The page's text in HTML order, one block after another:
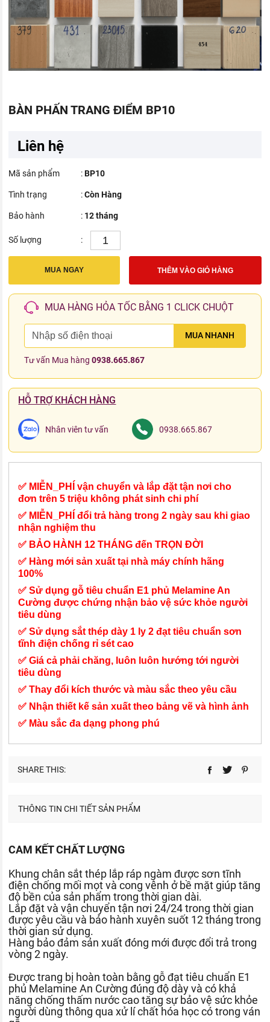
BÀN PHẤN TRANG ĐIỂM BP10
Liên hệ
Mã sản phẩm :BP10
Tình trạng :Còn Hàng
Bảo hành : 12 tháng
Số lượng :
MUA NGAY THÊM VÀO GIỎ HÀNG
MUA HÀNG HỎA TỐC BẰNG 1 CLICK CHUỘT
MUA NHANH
Tư vấn Mua hàng0938.665.867
HỖ TRỢ KHÁCH HÀNG
Nhân viên tư vấn 0938.665.867
✅ MIỄN_PHÍ vận chuyển và lắp đặt tận nơi cho
đơn trên 5 triệu không phát sinh chi phí
✅ MIỄN_PHÍ đổi trả hàng trong 2 ngày sau khi giao
nhận nghiệm thu
✅ BẢO HÀNH 12 THÁNG đến TRỌN ĐỜI
✅ Hàng mới sản xuất tại nhà máy chính hãng
100%
✅ Sử dụng gỗ tiêu chuẩn E1 phủ Melamine An
Cường được chứng nhận bảo vệ sức khỏe người
tiêu dùng
✅ Sử dụng sắt thép dày 1 ly 2 đạt tiêu chuẩn sơn
tĩnh điện chống rỉ sét cao
✅ Giá cả phải chăng, luôn luôn hướng tới người
tiêu dùng
✅ Thay đổi kích thước và màu sắc theo yêu cầu
✅ Nhận thiết kế sản xuất theo bảng vẽ và hình ảnh
✅ Màu sắc đa dạng phong phú
SHARE THIS:
THÔNG TIN CHI TIẾT SẢN PHẨM
CAM KẾT CHẤT LƯỢNG
Khung chân sắt thép lắp ráp ngàm được sơn tĩnh
điện chống mối mọt và cong vênh ở bề mặt giúp tăng
độ bền của sản phẩm trong thời gian dài.
Lắp đặt và vận chuyển tận nơi 24/24 trong thời gian
được yêu cầu và bảo hành xuyên suốt 12 tháng trong
thời gian sử dụng.
Hàng bảo đảm sản xuất đóng mới được đổi trả trong
vòng 2 ngày.
Được trang bị hoàn toàn bằng gỗ đạt tiêu chuẩn E1
phủ Melamine An Cường đúng độ dày và có khả
năng chống thấm nước cao tăng sự bảo vệ sức khỏe
người dùng thông qua xử lí chất hóa học có trong ván